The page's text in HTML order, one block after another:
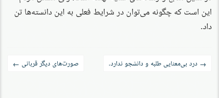
این است که چگونه می‌توان در شرایط فعلی به این دانسته‌ها تن
داد.
راه‌بری
→ درد بی‌معنایی طلبه و دانشجو ندارد. صورت‌های دیگر قربانی ←